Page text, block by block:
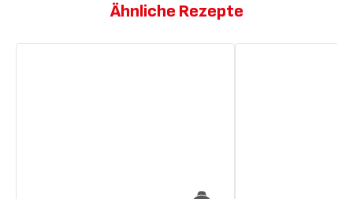
Ähnliche Rezepte